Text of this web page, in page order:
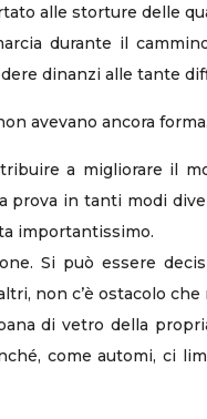
alle storture delle
durante il
dinanzi alle tante
avevano ancora forma.
a migliorare il
in tanti modi
importantissimo.
Si può essere
non c’è ostacolo che
di vetro della
come automi, ci